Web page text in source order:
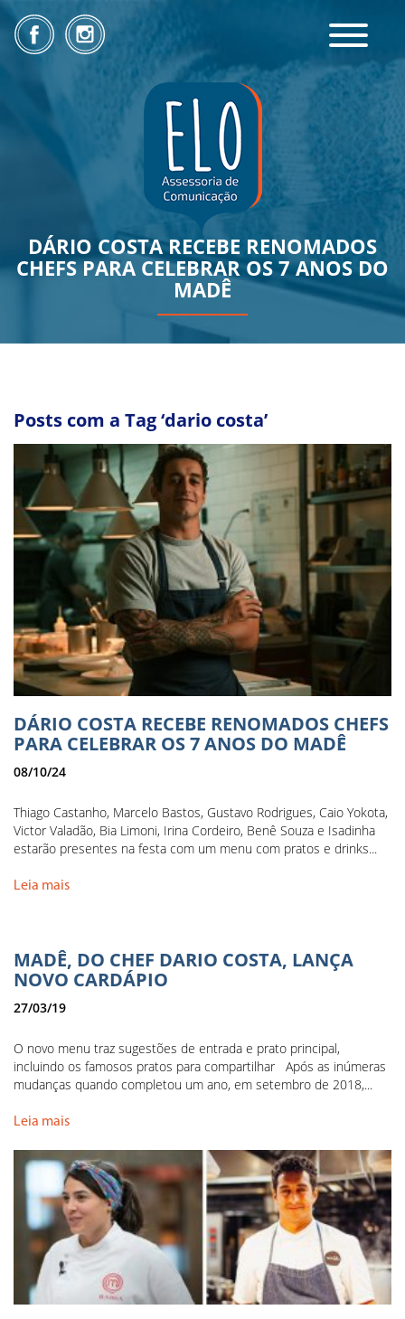
Toggle
DÁRIO COSTA RECEBE RENOMADOS
CHEFS PARA CELEBRAR OS 7 ANOS DO
MADÊ
Posts com a Tag ‘dario costa’
DÁRIO COSTA RECEBE RENOMADOS CHEFS
PARA CELEBRAR OS 7 ANOS DO MADÊ
08/10/24
Thiago Castanho, Marcelo Bastos, Gustavo Rodrigues, Caio Yokota,
Victor Valadão, Bia Limoni, Irina Cordeiro, Benê Souza e Isadinha
estarão presentes na festa com um menu com pratos e drinks...
Leia mais
MADÊ, DO CHEF DARIO COSTA, LANÇA
NOVO CARDÁPIO
27/03/19
O novo menu traz sugestões de entrada e prato principal,
incluindo os famosos pratos para compartilhar Após as inúmeras
mudanças quando completou um ano, em setembro de 2018,...
Leia mais